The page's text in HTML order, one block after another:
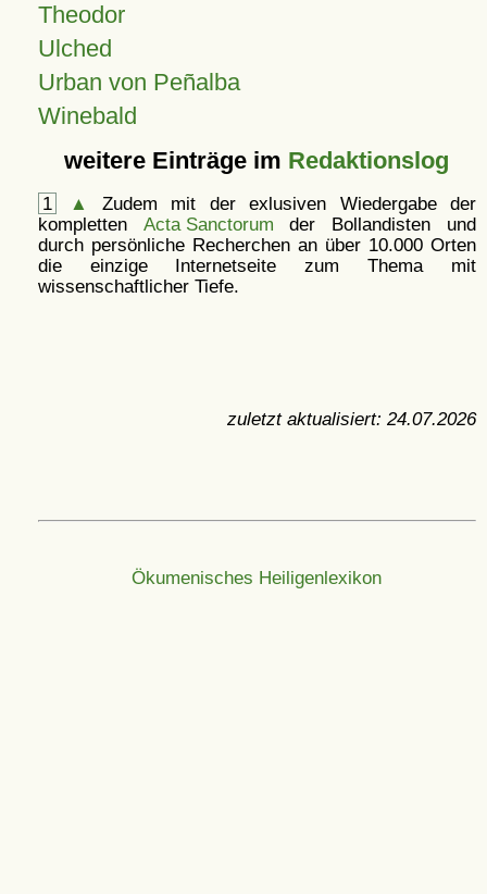
Theodor
Ulched
Urban von Peñalba
Winebald
weitere Einträge im Redaktionslog
1 ▲
Zudem mit der exlusiven Wiedergabe der
kompletten Acta Sanctorum der Bollandisten und
durch persönliche Recherchen an über 10.000 Orten
die einzige Internetseite zum Thema mit
wissenschaftlicher Tiefe.
zuletzt aktualisiert: 24.07.2026
Ökumenisches Heiligenlexikon